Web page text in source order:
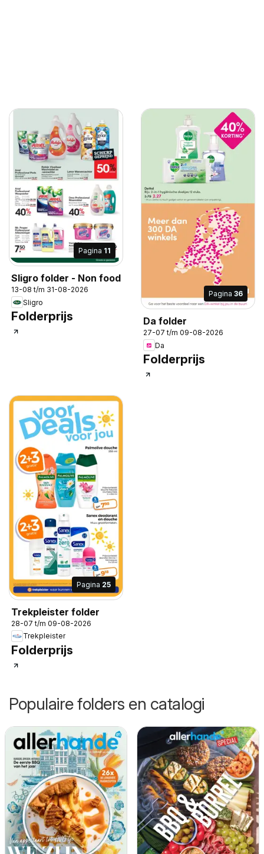
Pagina 11
Sligro folder - Non food
13-08 t/m 31-08-2026
Sligro
Folderprijs
Pagina 36
Da folder
27-07 t/m 09-08-2026
Da
Folderprijs
Pagina 25
Trekpleister folder
28-07 t/m 09-08-2026
Trekpleister
Folderprijs
Populaire folders en catalogi